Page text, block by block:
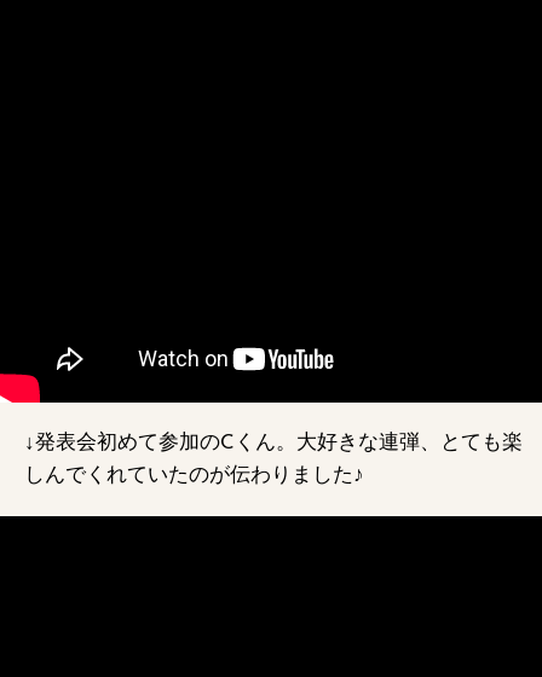
↓発表会初めて参加のCくん。大好きな連弾、とても楽
しんでくれていたのが伝わりました♪